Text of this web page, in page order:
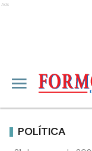
Ads
POLÍTICA